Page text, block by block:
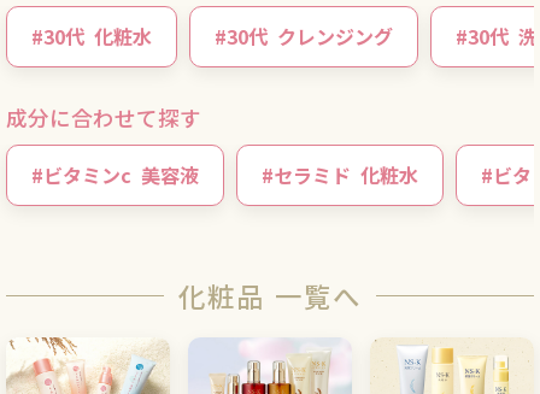
#30代 化粧水 #30代 クレンジング #30代
成分に合わせて探す
#ビタミンc 美容液 #セラミド 化粧水 #ビタ
化粧品 一覧へ